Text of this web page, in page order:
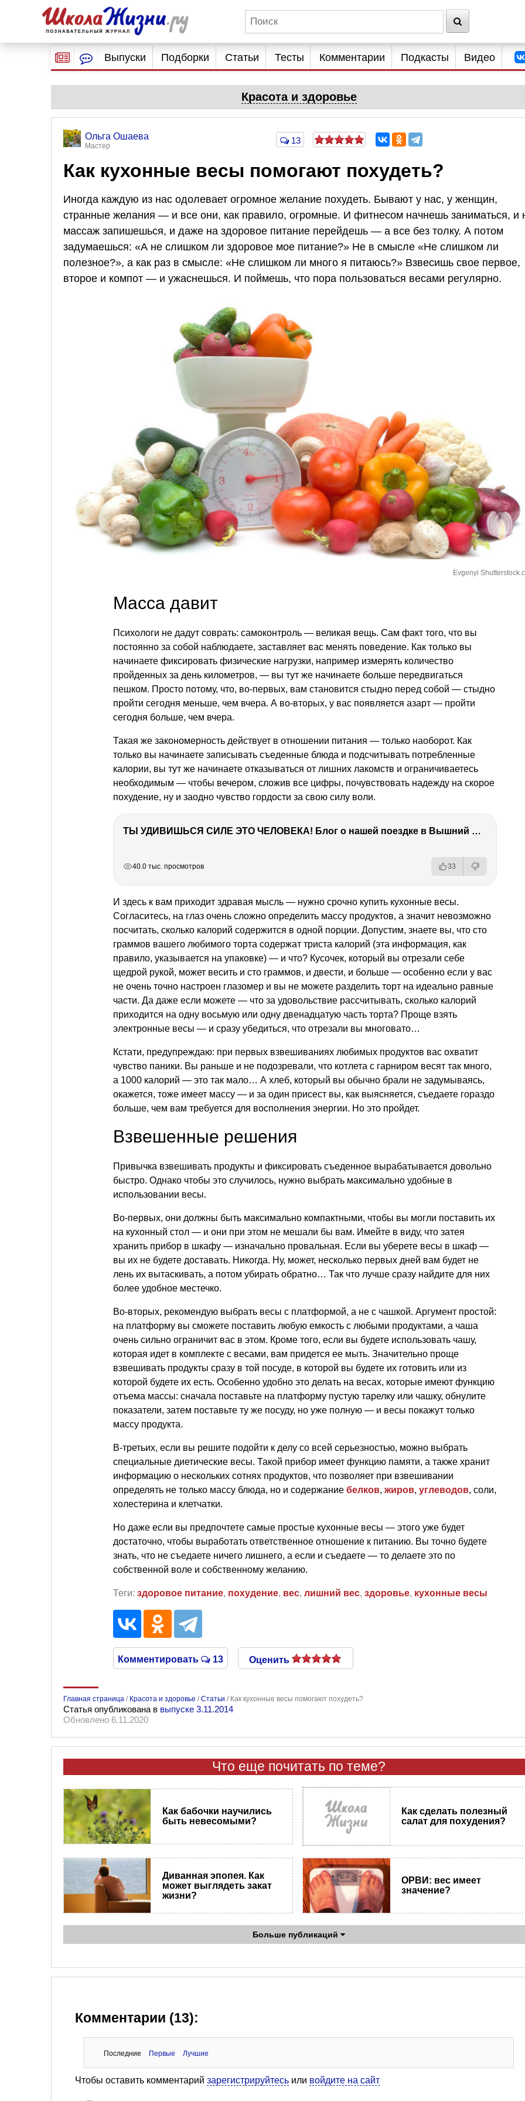
Выпуски Подборки Статьи Тесты Комментарии Подкасты Видео
Красота и здоровье
Ольга Ошаева
Мастер
13
Как кухонные весы помогают похудеть?
Иногда каждую из нас одолевает огромное желание похудеть. Бывают у нас, у женщин,
странные желания — и все они, как правило, огромные. И фитнесом начнешь заниматься, и
массаж запишешься, и даже на здоровое питание перейдешь — а все без толку. А потом
задумаешься: «А не слишком ли здоровое мое питание?» Не в смысле «Не слишком ли
полезное?», а как раз в смысле: «Не слишком ли много я питаюсь?» Взвесишь свое первое,
второе и компот — и ужаснешься. И поймешь, что пора пользоваться весами регулярно.
Evgenyi
Масса давит
Психологи не дадут соврать: самоконтроль — великая вещь. Сам факт того, что вы
постоянно за собой наблюдаете, заставляет вас менять поведение. Как только вы
начинаете фиксировать физические нагрузки, например измерять количество
пройденных за день километров, — вы тут же начинаете больше передвигаться
пешком. Просто потому, что, во-первых, вам становится стыдно перед собой — стыдно
пройти сегодня меньше, чем вчера. А во-вторых, у вас появляется азарт — пройти
сегодня больше, чем вчера.
Такая же закономерность действует в отношении питания — только наоборот. Как
только вы начинаете записывать съеденные блюда и подсчитывать потребленные
калории, вы тут же начинаете отказываться от лишних лакомств и ограничиваетесь
необходимым — чтобы вечером, сложив все цифры, почувствовать надежду на скорое
похудение, ну и заодно чувство гордости за свою силу воли.
ТЫ УДИВИШЬСЯ СИЛЕ ЭТО ЧЕЛОВЕКА! Блог о нашей поездке в Вышний Волочек
40.0 тыс. просмотров 33
И здесь к вам приходит здравая мысль — нужно срочно купить кухонные весы.
Согласитесь, на глаз очень сложно определить массу продуктов, а значит невозможно
посчитать, сколько калорий содержится в одной порции. Допустим, знаете вы, что сто
граммов вашего любимого торта содержат триста калорий (эта информация, как
правило, указывается на упаковке) — и что? Кусочек, который вы отрезали себе
щедрой рукой, может весить и сто граммов, и двести, и больше — особенно если у вас
не очень точно настроен глазомер и вы не можете разделить торт на идеально равные
части. Да даже если можете — что за удовольствие рассчитывать, сколько калорий
приходится на одну восьмую или одну двенадцатую часть торта? Проще взять
электронные весы — и сразу убедиться, что отрезали вы многовато…
Кстати, предупреждаю: при первых взвешиваниях любимых продуктов вас охватит
чувство паники. Вы раньше и не подозревали, что котлета с гарниром весят так много,
а 1000 калорий — это так мало… А хлеб, который вы обычно брали не задумываясь,
окажется, тоже имеет массу — и за один присест вы, как выясняется, съедаете гораздо
больше, чем вам требуется для восполнения энергии. Но это пройдет.
Взвешенные решения
Привычка взвешивать продукты и фиксировать съеденное вырабатывается довольно
быстро. Однако чтобы это случилось, нужно выбрать максимально удобные в
использовании весы.
Во-первых, они должны быть максимально компактными, чтобы вы могли поставить их
на кухонный стол — и они при этом не мешали бы вам. Имейте в виду, что затея
хранить прибор в шкафу — изначально провальная. Если вы уберете весы в шкаф —
вы их не будете доставать. Никогда. Ну, может, несколько первых дней вам будет не
лень их вытаскивать, а потом убирать обратно… Так что лучше сразу найдите для них
более удобное местечко.
Во-вторых, рекомендую выбрать весы с платформой, а не с чашкой. Аргумент простой:
на платформу вы сможете поставить любую емкость с любыми продуктами, а чаша
очень сильно ограничит вас в этом. Кроме того, если вы будете использовать чашу,
которая идет в комплекте с весами, вам придется ее мыть. Значительно проще
взвешивать продукты сразу в той посуде, в которой вы будете их готовить или из
которой будете их есть. Особенно удобно это делать на весах, которые имеют функцию
отъема массы: сначала поставьте на платформу пустую тарелку или чашку, обнулите
показатели, затем поставьте ту же посуду, но уже полную — и весы покажут только
массу продукта.
В-третьих, если вы решите подойти к делу со всей серьезностью, можно выбрать
специальные диетические весы. Такой прибор имеет функцию памяти, а также хранит
информацию о нескольких сотнях продуктов, что позволяет при взвешивании
определять не только массу блюда, но и содержание белков, жиров, углеводов, соли,
холестерина и клетчатки.
Но даже если вы предпочтете самые простые кухонные весы — этого уже будет
достаточно, чтобы выработать ответственное отношение к питанию. Вы точно будете
знать, что не съедаете ничего лишнего, а если и съедаете — то делаете это по
собственной воле и собственному желанию.
Теги: здоровое питание, похудение, вес, лишний вес, здоровье, кухонные весы
Комментировать 13 Оценить
Главная страница / Красота и здоровье /Статьи / Как кухонные весы помогают похудеть?
Статья опубликована в выпуске 3.11.2014
Обновлено 6.11.2020
Что еще почитать по теме?
Как бабочки научились
быть невесомыми?
Как сделать полезный
салат для похудения?
Диванная эпопея. Как
может выглядеть закат
жизни?
ОРВИ: вес имеет
значение?
Больше публикаций
Комментарии (13):
Последние Первые Лучшие
Чтобы оставить комментарий зарегистрируйтесь или войдите на сайт